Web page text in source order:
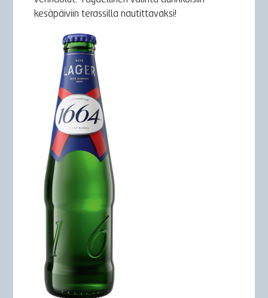
kesäpäiviin terassilla nautittavaksi!